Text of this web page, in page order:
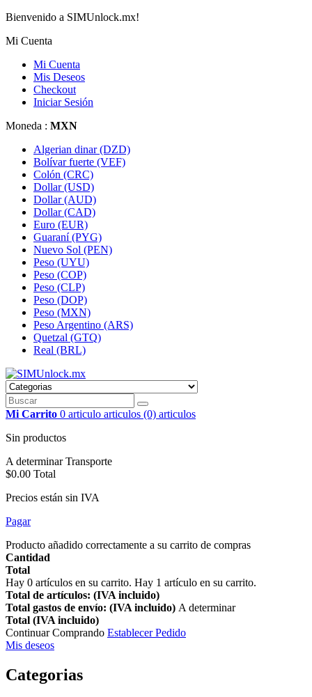
Bienvenido a SIMUnlock.mx!
Mi Cuenta
Mi Cuenta
Mis Deseos
Checkout
Iniciar Sesión
Moneda : MXN
Algerian dinar (DZD)
Bolívar fuerte (VEF)
Colón (CRC)
Dollar (USD)
Dollar (AUD)
Dollar (CAD)
Euro (EUR)
Guaraní (PYG)
Nuevo Sol (PEN)
Peso (UYU)
Peso (COP)
Peso (CLP)
Peso (DOP)
Peso (MXN)
Peso Argentino (ARS)
Quetzal (GTQ)
Real (BRL)
Mi Carrito 0 articulo articulos (0) articulos
Sin productos
A determinarTransporte
$0.00 Total
Precios están sin IVA
Pagar
Producto añadido correctamente a su carrito de compras
Cantidad
Total
Hay 0 artículos en su carrito. Hay 1 artículo en su carrito.
Total de artículos: (IVA incluido)
Total gastos de envío: (IVA incluido) A determinar
Total (IVA incluido)
Continuar Comprando Establecer Pedido
Mis deseos
Categorias